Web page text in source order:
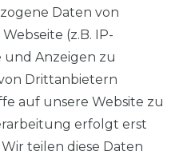
klein - Damen Sport
Hose aus reiner
(03020)
€ *
Daten von
(z.B. IP-
und Anzeigen zu
Drittanbietern
auf unsere Website zu
erfolgt erst
teilen diese Daten